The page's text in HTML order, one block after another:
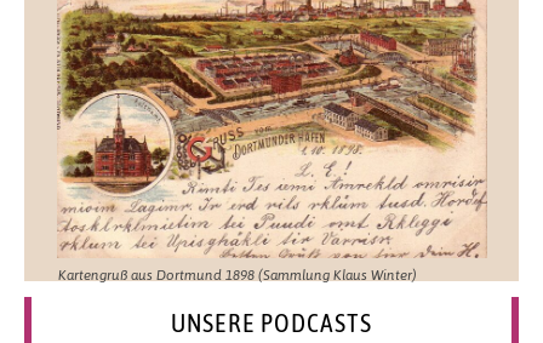
Kartengruß aus Dortmund 1898 (Sammlung Klaus Winter)
UNSERE PODCASTS